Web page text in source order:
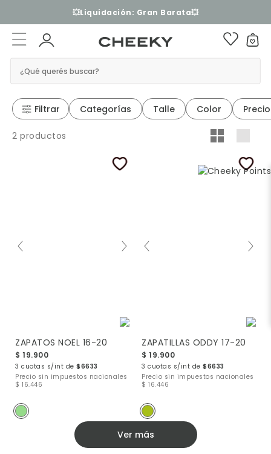
💥Liquidación: Gran Barata💥
¿Qué querés buscar?
Filtrar Categorías Talle Color Precio
2 productos
ZAPATOS NOEL 16-20
$ 19.900
3 cuotas s/int de $6633
Precio sin impuestos nacionales
$ 16.446
ZAPATILLAS ODDY 17-20
$ 19.900
3 cuotas s/int de $6633
Precio sin impuestos nacionales
$ 16.446
Ver más